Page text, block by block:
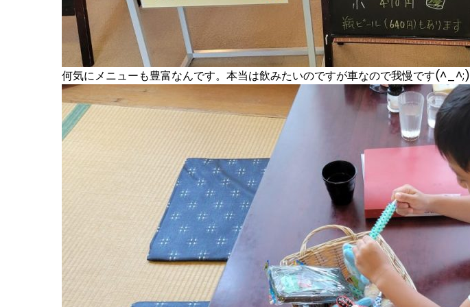
何気にメニューも豊富なんです。本当は飲みたいのですが車なので我慢です(^_^;)